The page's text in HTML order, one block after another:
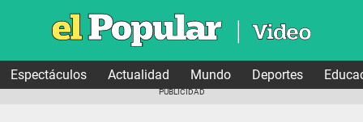
Espectáculos Actualidad Mundo Deportes